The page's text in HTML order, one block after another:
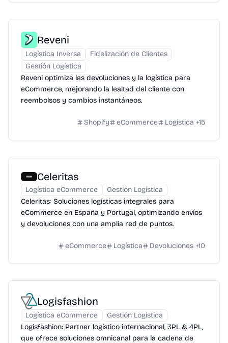
Reveni
Logística Inversa
Fidelización de Clientes
Gestión Logística
Reveni optimiza las devoluciones y la logística para
eCommerce, mejorando la lealtad del cliente con
reembolsos y cambios instantáneos.
Shopify eCommerce Logística +15
Celeritas
Logística eCommerce
Gestión Logística
Celeritas: Soluciones logísticas integrales para
eCommerce en España y Portugal, optimizando envíos
y devoluciones con una amplia red de puntos.
eCommerce Logística Devoluciones +10
Logisfashion
Logística eCommerce
Gestión Logística
Logisfashion: Partner logístico internacional, 3PL & 4PL,
que ofrece soluciones omnicanal para la cadena de